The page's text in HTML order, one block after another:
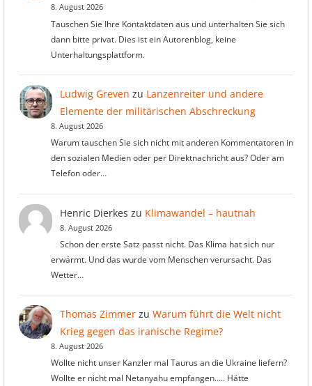
8. August 2026
Tauschen Sie Ihre Kontaktdaten aus und unterhalten Sie sich
dann bitte privat. Dies ist ein Autorenblog, keine
Unterhaltungsplattform.
Ludwig Greven zu Lanzenreiter und andere
Elemente der militärischen Abschreckung
8. August 2026
Warum tauschen Sie sich nicht mit anderen Kommentatoren in
den sozialen Medien oder per Direktnachricht aus? Oder am
Telefon oder…
Henric Dierkes zu Klimawandel – hautnah
8. August 2026
Schon der erste Satz passt nicht. Das Klima hat sich nur
erwärmt. Und das wurde vom Menschen verursacht. Das
Wetter…
Thomas Zimmerzu Warum führt die Welt nicht
Krieg gegen das iranische Regime?
8. August 2026
Wollte nicht unser Kanzler mal Taurus an die Ukraine liefern?
Wollte er nicht mal Netanyahu empfangen..... Hätte